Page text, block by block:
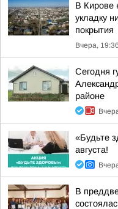
В Кирове
укладку
покрытия
Вчера, 19:36
Сегодня
районе
«Будьте
августа!
В